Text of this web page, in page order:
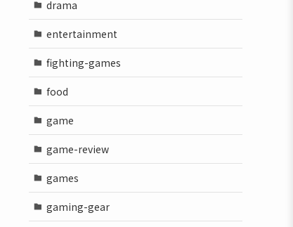
drama
entertainment
fighting-games
food
game
game-review
games
gaming-gear